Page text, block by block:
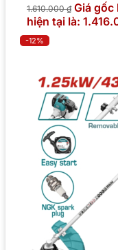
1.610.000₫ Giá gốc
hiện tại là:
-12%